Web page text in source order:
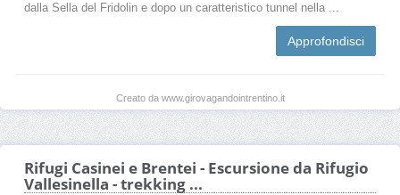
dalla Sella del Fridolin e dopo un caratteristico tunnel nella ...
Approfondisci
Creato da www.girovagandointrentino.it
Rifugi Casinei e Brentei - Escursione da Rifugio
Vallesinella - trekking ...